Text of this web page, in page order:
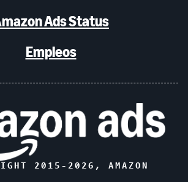
Ads Status
Empleos
2015- 2026 , AMAZON